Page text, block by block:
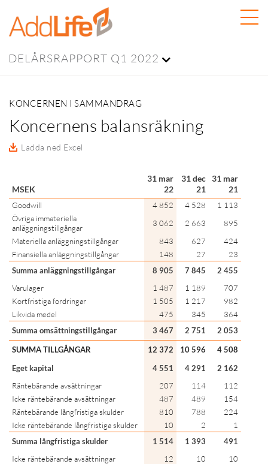
DELÅRSRAPPORT Q1 2022
KONCERNEN I SAMMANDRAG
Koncernens balansräkning
Ladda ned Excel
MSEK
31 mar
22
31 dec
21
31 mar
21
Goodwill 4 852 4 528
1 113
Övriga immateriella
anläggningstillgångar
3 062 2 663
895
Materiella anläggningstillgångar
843 627
424
Finansiella anläggningstillgångar
148 27
23
Summa anläggningstillgångar
8 905 7 845
2 455
Varulager
1 487 1 189
707
Kortfristiga fordringar
1 505 1 217
982
Likvida medel
475 345
364
Summa omsättningstillgångar
3 467 2 751
2 053
SUMMA TILLGÅNGAR
12 372 10 596
4 508
Eget kapital
4 551 4 291
2 162
Räntebärande avsättningar
207 114
112
Icke räntebärande avsättningar
487 489
154
Räntebärande långfristiga skulder
810 788
224
Icke räntebärande långfristiga skulder
10 2
1
Summa långfristiga skulder
1 514 1 393
491
Icke räntebärande avsättningar
12 10
10